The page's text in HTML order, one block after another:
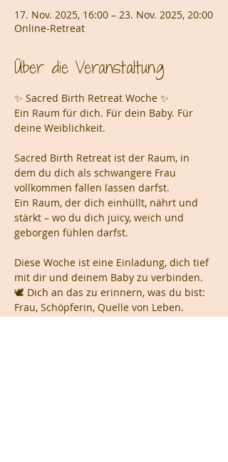
17. Nov. 2025, 16:00 – 23. Nov. 2025, 20:00
Online-Retreat
Über die Veranstaltung
✨ Sacred Birth Retreat Woche ✨
Ein Raum für dich. Für dein Baby. Für
deine Weiblichkeit.
Sacred Birth Retreat ist der Raum, in
dem du dich als schwangere Frau
vollkommen fallen lassen darfst.
Ein Raum, der dich einhüllt, nährt und
stärkt – wo du dich juicy, weich und
geborgen fühlen darfst.
Diese Woche ist eine Einladung, dich tief
mit dir und deinem Baby zu verbinden.
🕊 Dich an das zu erinnern, was du bist:
Frau, Schöpferin, Quelle von Leben.